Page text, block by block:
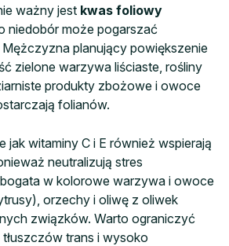
ważny jest kwas foliowy
niedobór może pogarszać
Mężczyzna planujący powiększenie
zielone warzywa liściaste, rośliny
produkty zbożowe i owoce
folianów.
jak witaminy C i E również wspierają
neutralizują stres
w kolorowe warzywa i owoce
orzechy i oliwę z oliwek
związków. Warto ograniczyć
trans i wysoko